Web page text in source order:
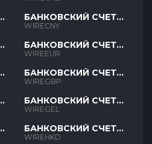
БАНКОВСКИЙ СЧЕТ
CNY
WIRECNY
БАНКОВСКИЙ СЧЕТ
EUR
WIREEUR
БАНКОВСКИЙ СЧЕТ
GBP
WIREGBP
БАНКОВСКИЙ СЧЕТ
GEL
WIREGEL
БАНКОВСКИЙ СЧЕТ
HKD
WIREHKD